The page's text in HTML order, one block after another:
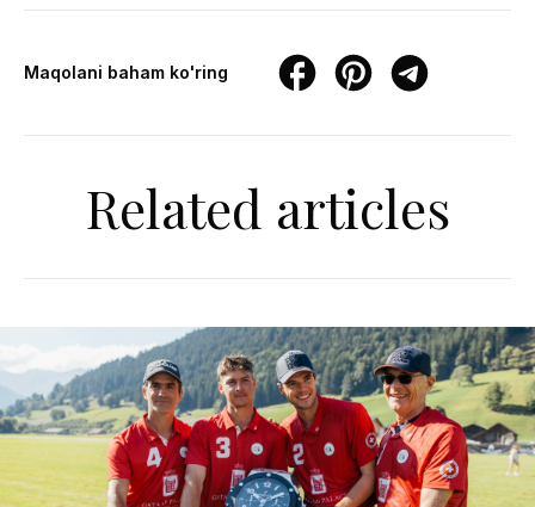
Maqolani baham ko'ring
Related articles